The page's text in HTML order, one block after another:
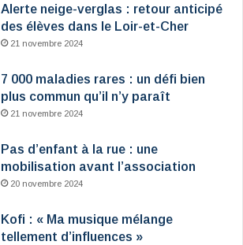
Alerte neige-verglas : retour anticipé
des élèves dans le Loir-et-Cher
21 novembre 2024
7 000 maladies rares : un défi bien
plus commun qu’il n’y paraît
21 novembre 2024
Pas d’enfant à la rue : une
mobilisation avant l’association
20 novembre 2024
Kofi : « Ma musique mélange
tellement d’influences »